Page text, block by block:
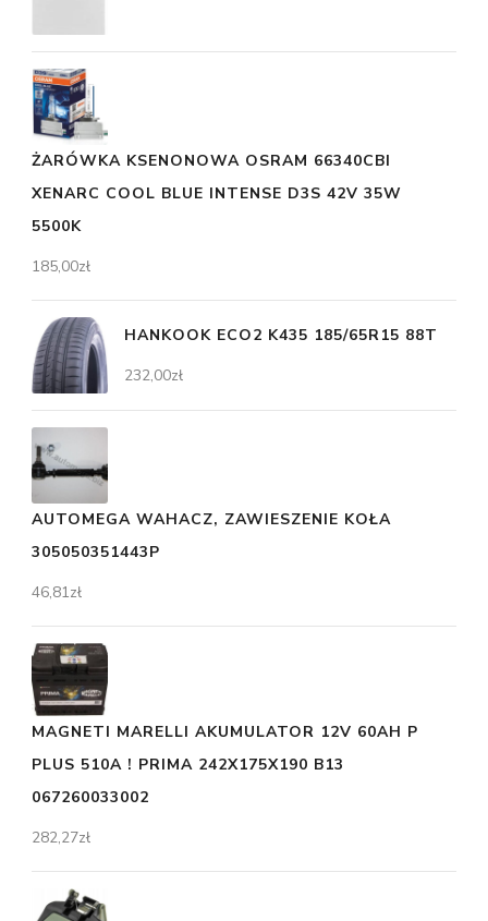
ŻARÓWKA KSENONOWA OSRAM 66340CBI
XENARC COOL BLUE INTENSE D3S 42V 35W
5500K
185,00zł
HANKOOK ECO2 K435 185/65R15 88T
232,00zł
AUTOMEGA WAHACZ, ZAWIESZENIE KOŁA
305050351443P
46,81zł
MAGNETI MARELLI AKUMULATOR 12V 60AH P
PLUS 510A ! PRIMA 242X175X190 B13
067260033002
282,27zł